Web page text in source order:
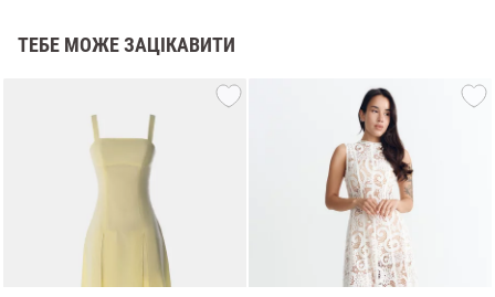
ТЕБЕ МОЖЕ ЗАЦІКАВИТИ